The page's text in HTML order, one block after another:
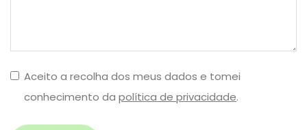
Aceito a recolha dos meus dados e tomei
conhecimento da política de privacidade.